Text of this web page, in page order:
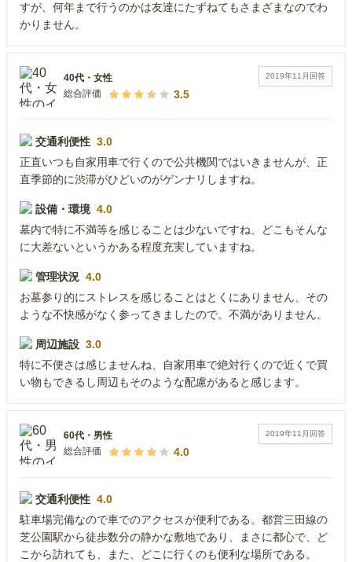
すが、何年まで行うのかは友達にたずねてもさまざまなのでわ
かりません。
2019年11月 回答
40代 ・ 女性
総合評価
3.5
交通利便性 3.0
正直いつも自家用車で行くので公共機関ではいきませんが、正
直季節的に渋滞がひどいのがゲンナリしますね。
設備・環境 4.0
墓内で特に不満等を感じることは少ないですね、どこもそんな
に大差ないというかある程度充実していますね。
管理状況 4.0
お墓参り的にストレスを感じることはとくにありません、その
ような不快感がなく参ってきましたので。不満がありません。
周辺施設 3.0
特に不便さは感じませんね、自家用車で絶対行くので近くで買
い物もできるし周辺もそのような配慮があると感じます。
2019年11月 回答
60代 ・ 男性
総合評価
4.0
交通利便性 4.0
駐車場完備なので車でのアクセスが便利である。都営三田線の
芝公園駅から徒歩数分の静かな敷地であり、まさに都心で、ど
こから訪れても、また、どこに行くのも便利な場所である。